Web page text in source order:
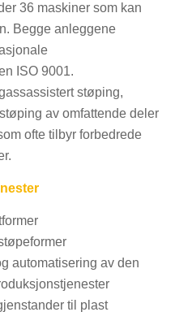
36 maskiner som kan
Begge anleggene
ISO 9001.
støping,
av omfattende deler
ofte tilbyr forbedrede
automatisering av den
til plast